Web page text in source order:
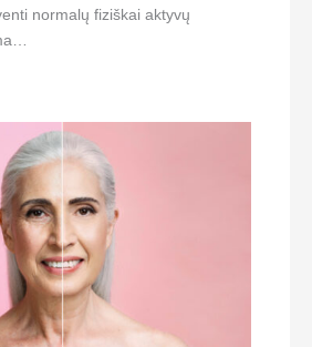
normalų fiziškai aktyvų